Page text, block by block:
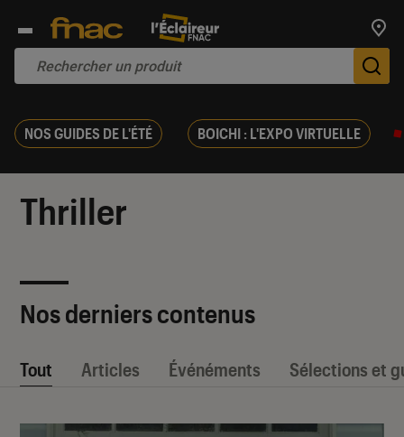
NOS GUIDES DE L'ÉTÉ BOICHI : L'EXPO VIRTUELLE
Thriller
Nos derniers contenus
Tout Articles Événéments Sélections et